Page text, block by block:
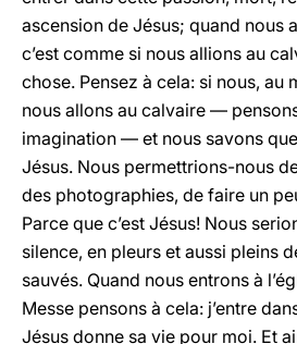
ascension de Jésus; quand nous
c’est comme si nous allions au
chose. Pensez à cela: si nous, au
nous allons au calvaire —
imagination — et nous savons
Jésus. Nous permettrions-nous
des photographies, de faire un
Parce que c’est Jésus! Nous
silence, en pleurs et aussi pleins
sauvés. Quand nous entrons à
Messe pensons à cela: j’entre
Jésus donne sa vie pour moi. Et